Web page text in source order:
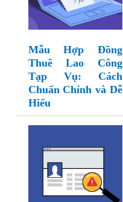
Mẫu Hợp Đồng
Thuê Lao Công
Tạp Vụ: Cách
Chuẩn Chỉnh và Dễ
Hiểu